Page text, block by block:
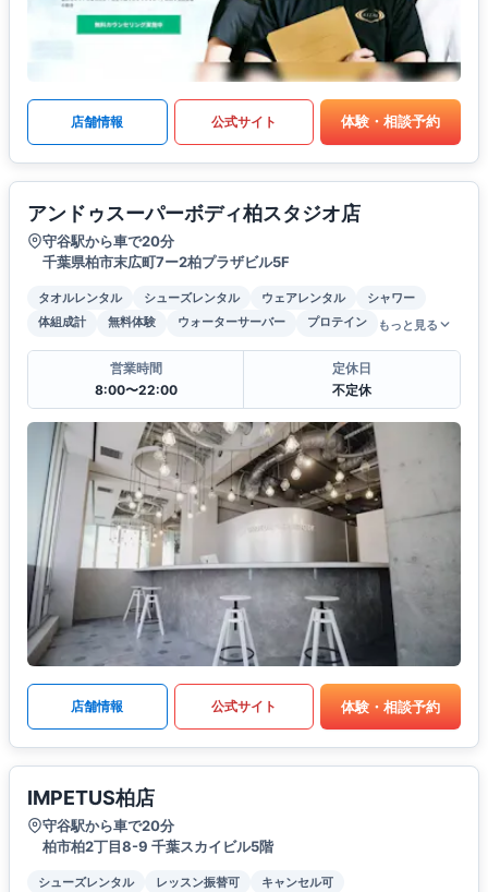
店舗情報 公式サイト 体験・相談予約
アンドゥスーパーボディ柏スタジオ店
守谷駅から車で20分
千葉県柏市末広町7ー2柏プラザビル5F
タオルレンタル シューズレンタル ウェアレンタル
シャワー
体組成計
無料体験 ウォーターサーバー プロテイン もっと見る
営業時間
8:00〜22:00
定休日
不定休
店舗情報 公式サイト 体験・相談予約
IMPETUS柏店
守谷駅から車で20分
柏市柏2丁目8-9 千葉スカイビル5階
シューズレンタル レッスン振替可
キャンセル可